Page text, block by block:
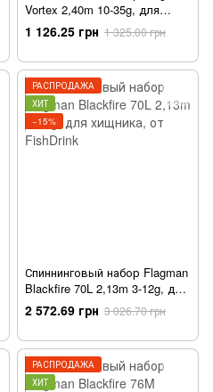
Vortex 2,40m 10-35g, для
хищника, от FishDrink
1 126.25 грн 1 325.00 грн
РАСПРОДАЖА
ХИТ
−15%
Спиннинговый набор Flagman
Blackfire 70L 2,13m 3-12g, для
хищника, от FishDrink
2 572.69 грн 3 026.70 грн
РАСПРОДАЖА
ХИТ